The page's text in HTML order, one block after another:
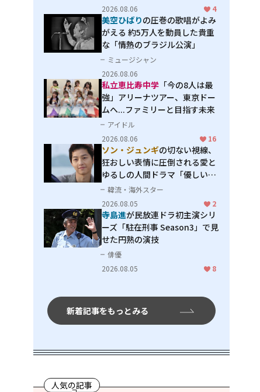
2026.08.06
4
美空ひばりの圧巻の歌唱がよみ
がえる 約5万人を動員した貴重
な「情熱のブラジル公演」
ミュージシャン
2026.08.06
私立恵比寿中学 「今の8人は最
強」アリーナツアー、東京ドー
ムへ...ファミリーと目指す未来
アイドル
2026.08.06
16
ソン・ジュンギの切ない視線、
狂おしい表情に圧倒される――愛と
ゆるしの人間ドラマ「優しい
男」
韓流・海外スター
2026.08.05
2
寺島進が民放連ドラ初主演シリ
ーズ「駐在刑事 Season3」で見
せた円熟の演技
俳優
2026.08.05
8
新着記事をもっとみる
人気の記事